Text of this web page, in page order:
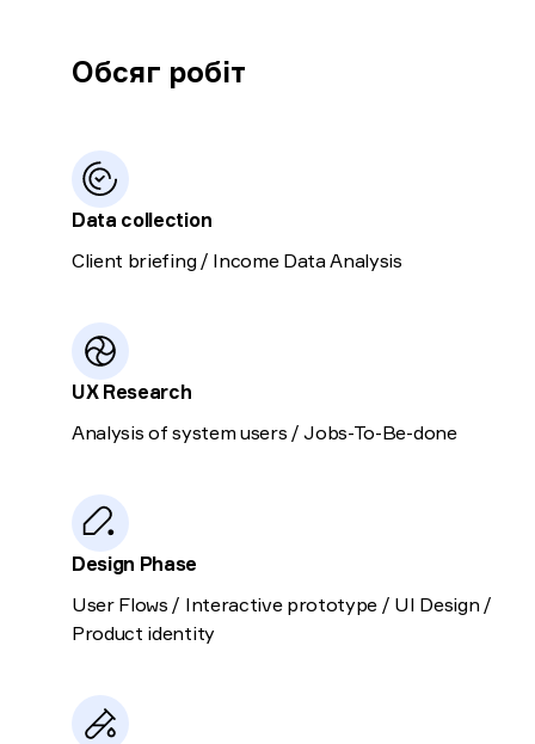
Обсяг робіт
Data collection
Client briefing / Income Data Analysis
UX Research
Analysis of system users / Jobs-To-Be-done
Design Phase
User Flows / Іnteractive prototype / UI Design /
Product identity